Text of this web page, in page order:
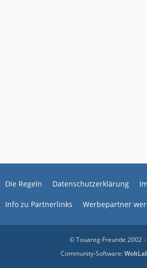
Die Regeln Datenschutzerklärung
Info zu Partnerlinks Werbepartner
© Touareg-Freunde 2002 -
Community-Software: